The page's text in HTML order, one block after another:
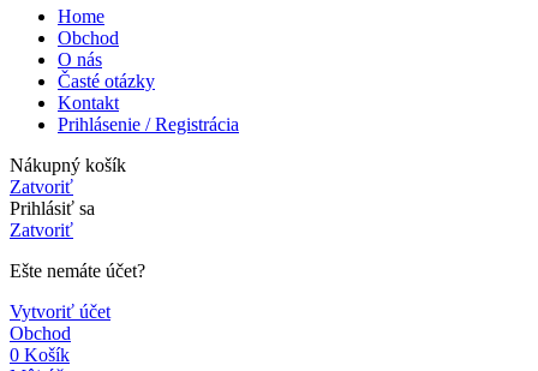
Home
Obchod
O nás
Časté otázky
Kontakt
Prihlásenie / Registrácia
Nákupný košík
Zatvoriť
Prihlásiť sa
Zatvoriť
Ešte nemáte účet?
Vytvoriť účet
Obchod
0 Košík